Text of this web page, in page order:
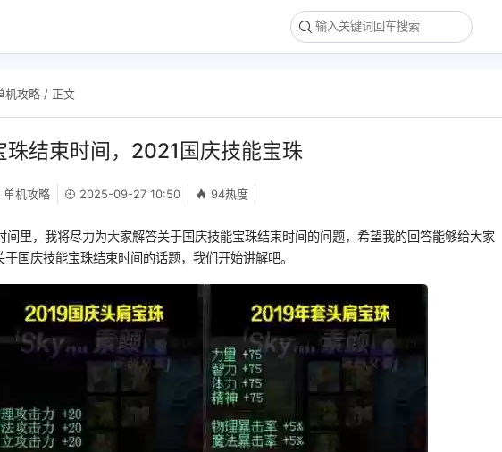
机攻略/ 正文
珠结束时间，2021国庆技能宝珠
单机攻略 2025-09-27 10:50 94热度
间里，我将尽力为大家解答关于国庆技能宝珠结束时间的问题，希望我的回答能够给大家
国庆技能宝珠结束时间的话题，我们开始讲解吧。